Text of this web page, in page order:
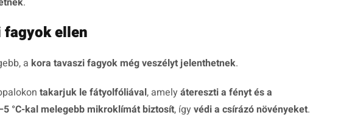
fagyok ellen
a kora tavaszi fagyok még veszélyt jelenthetnek.
takarjuk le fátyolfóliával, amely átereszti a fényt és a
°C-kal melegebb mikroklímát biztosít, így védi a csírázó növényeket.